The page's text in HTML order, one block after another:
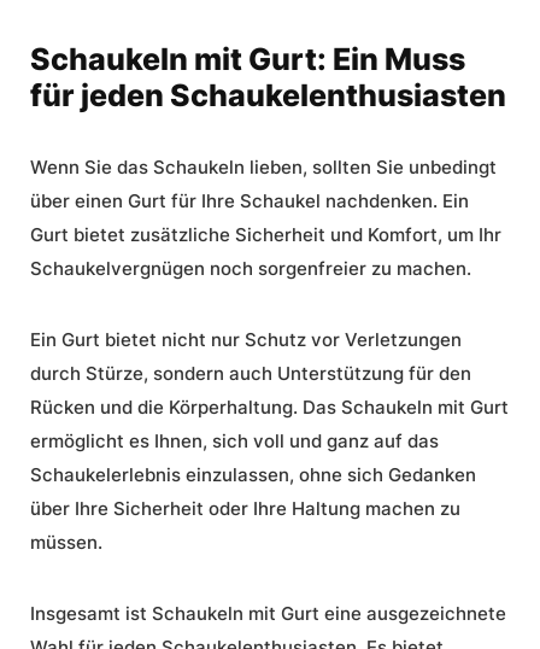
Schaukeln mit Gurt: Ein Muss
für jeden Schaukelenthusiasten
Wenn Sie das Schaukeln lieben, sollten Sie unbedingt
über einen Gurt für Ihre Schaukel nachdenken. Ein
Gurt bietet zusätzliche Sicherheit und Komfort, um Ihr
Schaukelvergnügen noch sorgenfreier zu machen.
Ein Gurt bietet nicht nur Schutz vor Verletzungen
durch Stürze, sondern auch Unterstützung für den
Rücken und die Körperhaltung. Das Schaukeln mit Gurt
ermöglicht es Ihnen, sich voll und ganz auf das
Schaukelerlebnis einzulassen, ohne sich Gedanken
über Ihre Sicherheit oder Ihre Haltung machen zu
müssen.
Insgesamt ist Schaukeln mit Gurt eine ausgezeichnete